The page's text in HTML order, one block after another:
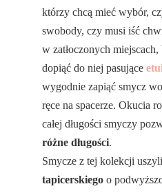
którzy chcą mieć wybór,
swobody, czy musi iść
w zatłoczonych
dopiąć do niej pasujące
wygodnie zapiąć smycz
ręce na spacerze. Okucia
całej długości smyczy
różne długości.
Smycze z tej kolekcji
tapicerskiego o